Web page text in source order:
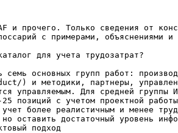
и прочего. Только сведения от
с примерами, объяснениями и
для учета трудозатрат?
семь основных групп работ:
методики, партнеры,
управляемым. Для средней
позиций с учетом проектной
более реалистичным и менее
оставить достаточный уровень
подход